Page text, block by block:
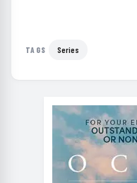
TAGS Series